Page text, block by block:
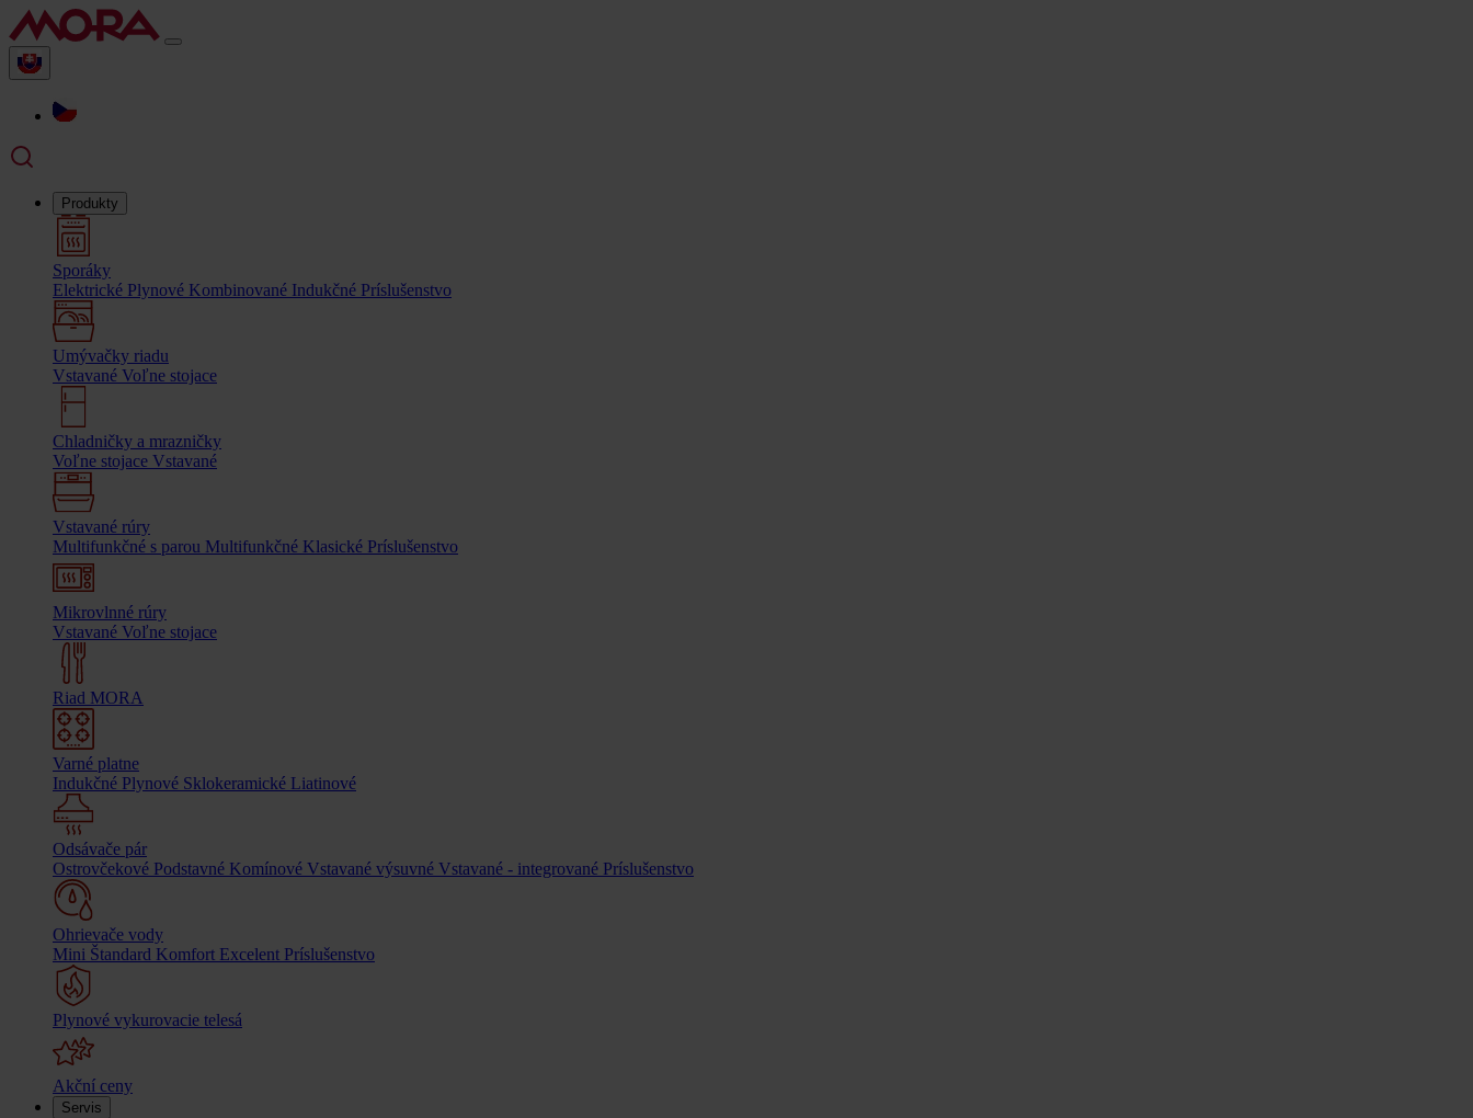
Produkty
Sporáky
Elektrické Plynové Kombinované Indukčné Príslušenstvo
Umývačky riadu
Vstavané Voľne stojace
Chladničky a mrazničky
Voľne stojace Vstavané
Vstavané rúry
Multifunkčné s parou Multifunkčné Klasické Príslušenstvo
Mikrovlnné rúry
Vstavané Voľne stojace
Riad MORA
Varné platne
Indukčné Plynové Sklokeramické Liatinové
Odsávače pár
Ostrovčekové Podstavné Komínové Vstavané výsuvné Vstavané - integrované Príslušenstvo
Ohrievače vody
Mini Štandard Komfort Excelent Príslušenstvo
Plynové vykurovacie telesá
Akční ceny
Servis